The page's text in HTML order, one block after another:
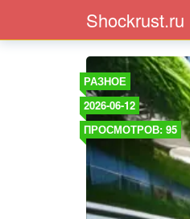
Shockrust.ru
РАЗНОЕ
2026-06-12
ПРОСМОТРОВ: 95